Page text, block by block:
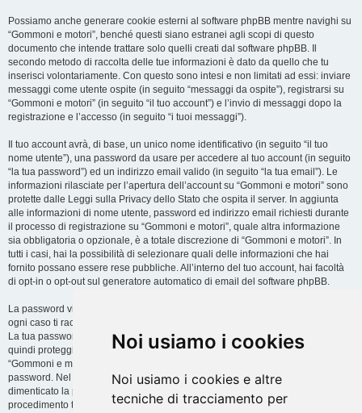
Noi usiamo i cookies
Noi usiamo i cookies e altre
tecniche di tracciamento per
Possiamo anche generare cookie esterni al software phpBB mentre navighi su
“Gommoni e motori”, benché questi siano estranei agli scopi di questo
documento che intende trattare solo quelli creati dal software phpBB. Il
secondo metodo di raccolta delle tue informazioni è dato da quello che tu
inserisci volontariamente. Con questo sono intesi e non limitati ad essi: inviare
messaggi come utente ospite (in seguito “messaggi da ospite”), registrarsi su
“Gommoni e motori” (in seguito “il tuo account”) e l’invio di messaggi dopo la
registrazione e l’accesso (in seguito “i tuoi messaggi”).
Il tuo account avrà, di base, un unico nome identificativo (in seguito “il tuo
nome utente”), una password da usare per accedere al tuo account (in seguito
“la tua password”) ed un indirizzo email valido (in seguito “la tua email”). Le
informazioni rilasciate per l’apertura dell’account su “Gommoni e motori” sono
protette dalle Leggi sulla Privacy dello Stato che ospita il server. In aggiunta
alle informazioni di nome utente, password ed indirizzo email richiesti durante
il processo di registrazione su “Gommoni e motori”, quale altra informazione
sia obbligatoria o opzionale, è a totale discrezione di “Gommoni e motori”. In
tutti i casi, hai la possibilità di selezionare quali delle informazioni che hai
fornito possano essere rese pubbliche. All’interno del tuo account, hai facoltà
di opt-in o opt-out sul generatore automatico di email del software phpBB.
La password viene criptata (hash unidirezionale) per motivi di sicurezza. In
ogni caso ti raccomandiamo di non utilizzare la stessa password in troppi siti.
La tua password è il metodo di accesso al tuo account su “Gommoni e motori”,
quindi proteggila attentamente. Ricorda che in nessuna circostanza affiliati di
“Gommoni e motori”, phpBB o terzi possono legittimamente richiedere la tua
password. Nel caso dimenticassi la tua password, puoi utilizzare l’opzione “Ho
dimenticato la password” prevista dal software phpBB. Durante questo
procedimento ti verrà richiesto il tuo nome utente ed indirizzo email, in modo